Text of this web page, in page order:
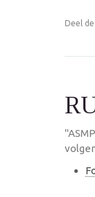
Deel